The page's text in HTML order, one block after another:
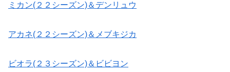
ミカン(２２シーズン)＆デンリュウ
アカネ(２２シーズン)＆メブキジカ
ビオラ(２３シーズン)＆ビビヨン